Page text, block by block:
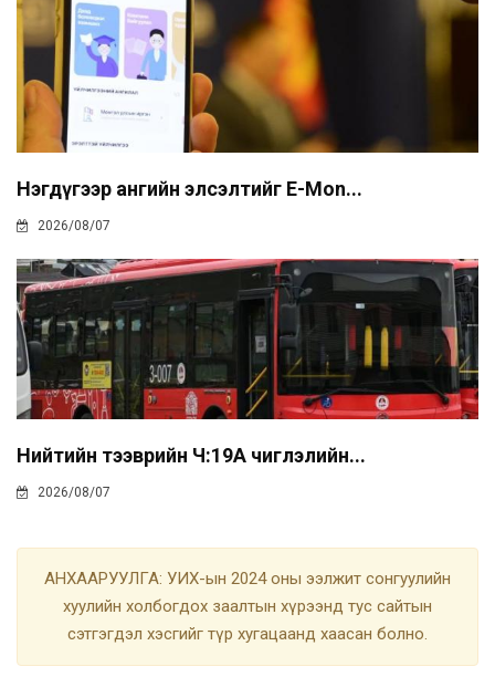
Нэгдүгээр ангийн элсэлтийг E-Mon...
2026/08/07
Нийтийн тээврийн Ч:19А чиглэлийн...
2026/08/07
АНХААРУУЛГА: УИХ-ын 2024 оны ээлжит сонгуулийн
хуулийн холбогдох заалтын хүрээнд тус сайтын
сэтгэгдэл хэсгийг түр хугацаанд хаасан болно.